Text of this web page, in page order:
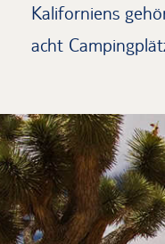
Kaliforniens
acht